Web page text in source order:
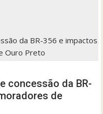
da BR-356 e impactos
Ouro Preto
concessão da BR-
de